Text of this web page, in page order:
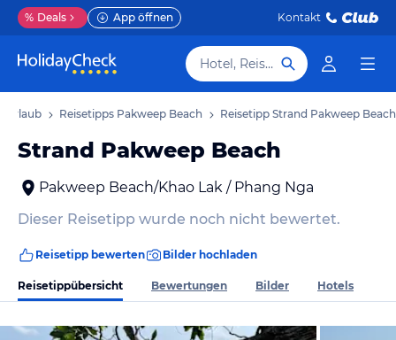
% Deals App öffnen Kontakt
Hotel, Reiseziel
Urlaub Reisetipps Pakweep Beach Reisetipp Strand Pakweep Beach
Strand Pakweep Beach
Pakweep Beach/Khao Lak / Phang Nga
Dieser Reisetipp wurde noch nicht bewertet.
Reisetipp bewerten Bilder hochladen
Reisetippübersicht Bewertungen Bilder Hotels